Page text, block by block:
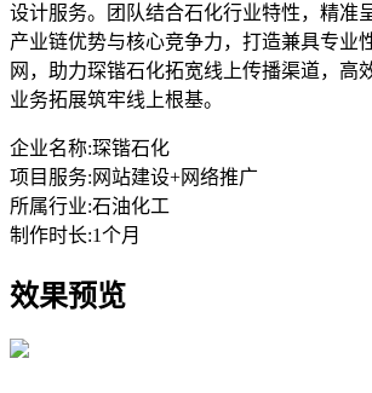
设计服务。团队结合石化行业特性，精准
产业链优势与核心竞争力，打造兼具专业
网，助力琛锴石化拓宽线上传播渠道，高
业务拓展筑牢线上根基。
企业名称:琛锴石化
项目服务: 网站建设+网络推广
所属行业:石油化工
制作时长:1个月
效果预览